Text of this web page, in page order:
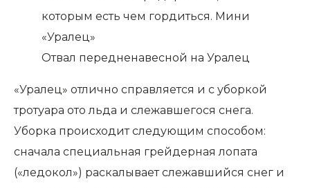
Отвал передненавесной на Уралец
«Уралец» отлично справляется и с уборкой
тротуара ото льда и слежавшегося снега.
Уборка происходит следующим способом:
сначала специальная грейдерная лопата
(«ледокол») раскалывает слежавшийся снег и